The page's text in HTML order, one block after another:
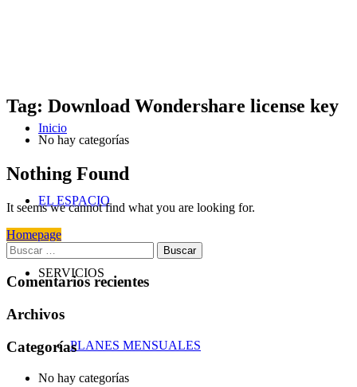
Inicio
EL ESPACIO
SERVICIOS
PLANES MENSUALES
Tag: Download Wondershare license key
No hay categorías
Nothing Found
It seems we cannot find what you are looking for.
Homepage
Buscar:
Comentarios recientes
Archivos
Categorías
No hay categorías